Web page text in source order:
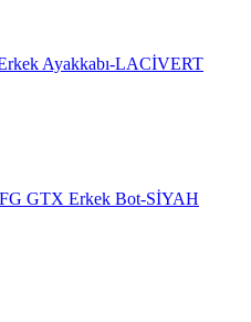
Ayakkabı-LACİVERT
GTX Erkek Bot-SİYAH